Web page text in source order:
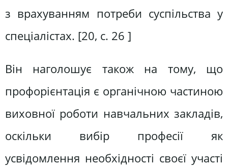
з врахуванням потреби суспільства у
спеціалістах. [20, c. 26 ]
Він наголошує також на тому, що
профорієнтація є органічною частиною
виховної роботи навчальних закладів,
оскільки вибір професії як
усвідомлення необхідності своєї участі